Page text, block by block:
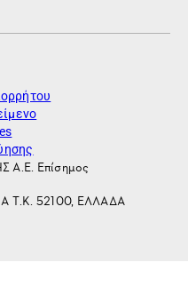
Α.Ε. Επίσημος
Τ.Κ. 52100, ΕΛΛΑΔΑ